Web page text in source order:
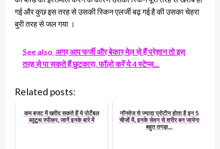
गई और कुछ इस तरह से उसकी स्किन एलर्जी बढ़ गई है की उसका चेहरा
बुरी तरह से जल गया ।
See also अगर आप फर्जी और बेकार मेल से हैं परेशान तो इस
तरह से पा सकते हैं छुटकारा, फॉलो करें ये 4 स्टेप्स...
Related posts:
कम बजट में खरीद सकते हैं ये पोर्टेबल
ब्लूटूथ स्पीकर, जानें इनके बारे में
नॉनवेज से ज्यादा प्रोटीन होता है इन 5
चीजों में, इनके सेवन से शरीर बन जायेगा
बहुत तगड़ा...